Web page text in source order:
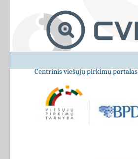
Centrinis viešųjų pirkimų portalas